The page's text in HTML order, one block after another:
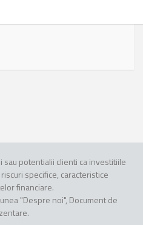
sau potentialii clienti ca investitiile
specifice, caracteristice
financiare.
"Despre noi", Document de